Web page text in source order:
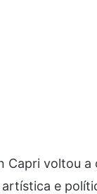
Capri voltou
e